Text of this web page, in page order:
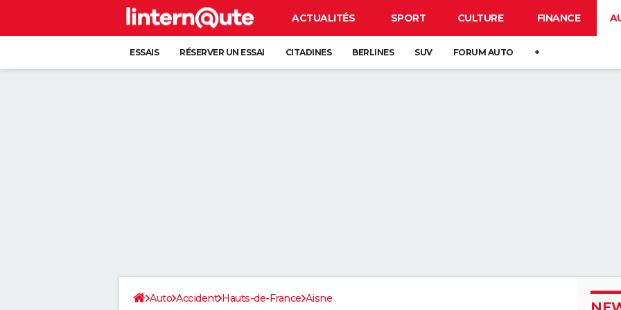
ACTUALITÉS SPORT CULTURE FINANCE
ESSAIS RÉSERVER UN ESSAI CITADINES BERLINES SUV FORUM AUTO +
Auto Accident Hauts-de-France Aisne